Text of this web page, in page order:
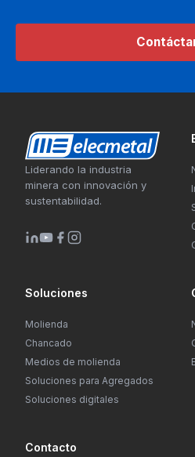
Liderando la industria
minera con innovación y
sustentabilidad.
Soluciones
Molienda
Chancado
Medios de molienda
Soluciones para Agregados
Soluciones digitales
Contacto